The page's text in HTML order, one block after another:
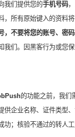
我们提供您的手机号码
，所有原始键入的资料
，不要将您的账号、密码
我们。因黑客行为或您
的功能之前，我们
供企业名称、证件类型
功；核验不通过的转人